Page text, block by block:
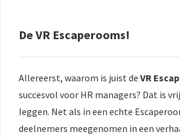
De VR Escaperooms!
Allereerst, waarom is juist de VR
succesvol voor HR managers? Dat is
leggen. Net als in een echte
deelnemers meegenomen in een